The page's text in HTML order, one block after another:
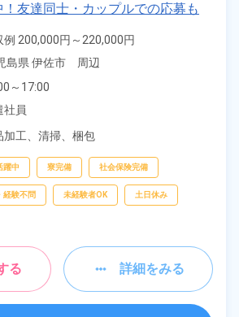
友達同士・カップルでの応募も
とした職場雰囲気◎無料駐車場完備
《鹿児島県伊佐市》
例 200,000円～220,000円
1,200円～1,200円
島県 伊佐市　周辺
～17:00
社員
工、 清掃、 梱包
躍中 寮完備 社会保険完備
経験不問 未経験者OK 土日休み
る 詳細をみる